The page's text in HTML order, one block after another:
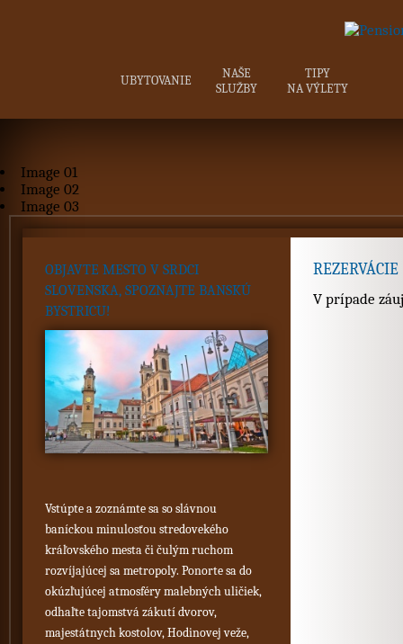
UBYTOVANIE
NAŠE
SLUŽBY
TIPY
NA VÝLETY
Image 01
Image 02
Image 03
REZERVÁCIE
V prípade
OBJAVTE MESTO V SRDCI
SLOVENSKA, SPOZNAJTE BANSKÚ
BYSTRICU!
Vstúpte a zoznámte sa so slávnou
baníckou minulosťou stredovekého
kráľovského mesta či čulým ruchom
rozvíjajúcej sa metropoly. Ponorte sa do
okúzľujúcej atmosféry malebných uličiek,
odhaľte tajomstvá zákutí dvorov,
majestátnych kostolov, Hodinovej veže,